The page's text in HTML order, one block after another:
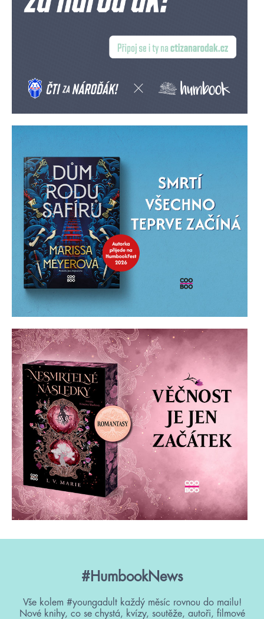
#HumbookNews
Vše kolem #youngadult každý měsíc rovnou do mailu!
Nové knihy, co se chystá, kvízy, soutěže, autoři, filmové